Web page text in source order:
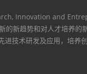
Innovation and
的新趋势和对人才培养的
进技术研发及应用，培养